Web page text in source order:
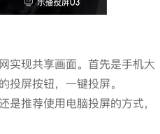
实现共享画面。首先是手机大
屏按钮，一键投屏。
推荐使用电脑投屏的方式，